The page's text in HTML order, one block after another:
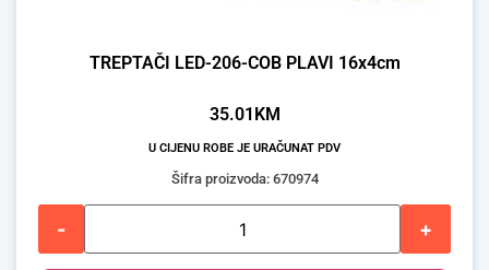
TREPTAČI LED-206-COB PLAVI 16x4cm
35.01KM
U CIJENU ROBE JE URAČUNAT PDV
Šifra proizvoda: 670974
- +